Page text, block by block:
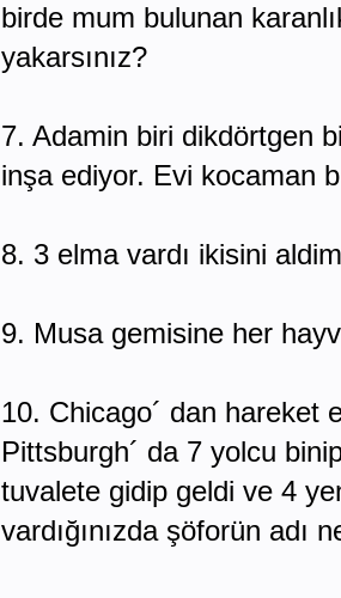
birde mum bulunan
yakarsınız?
7. Adamin biri dikdörtgen
inşa ediyor. Evi kocaman
8. 3 elma vardı ikisini
9. Musa gemisine her
10. Chicago´ dan hareket
Pittsburgh´ da 7 yolcu
tuvalete gidip geldi ve 4
vardığınızda şöforün adı